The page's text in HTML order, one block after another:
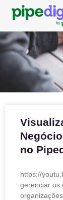
no
https://
gerenciar os